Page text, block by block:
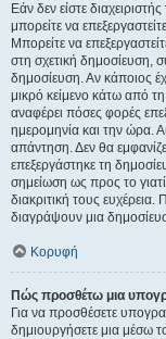
Εάν δεν είστε
μπορείτε να
Μπορείτε να
στη σχετική δημοσίευση,
δημοσίευση. Αν κάποιος
μικρό κείμενο κάτω από
αναφέρει πόσες φορές
ημερομηνία και την ώρα.
απάντηση. Δεν θα
επεξεργάστηκε τη
σημείωση ως προς το
διακριτική τους
διαγράψουν μια
Κορυφή
Πώς προσθέτω μια
Για να προσθέσετε
δημιουργήσετε μια μέσω